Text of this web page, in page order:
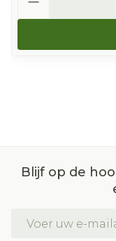
Blijf op de